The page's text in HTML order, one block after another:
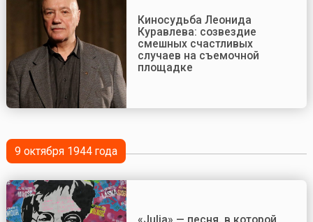
Киносудьба Леонида
Куравлева: созвездие
смешных счастливых
случаев на съемочной
площадке
9 октября 1944 года